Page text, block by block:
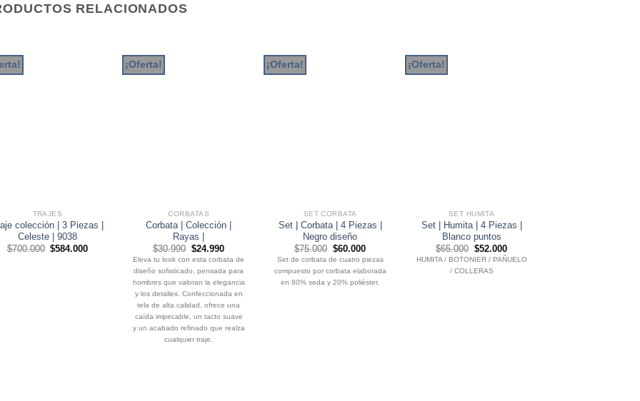
RELACIONADOS
TRAJES
colección | 3 Piezas |
Celeste | 9038
$700.000 El
$584.000El
¡Oferta!
CORBATAS
Corbata | Colección |
Rayas |
$30.990 El
precio
era:
$30.990.
$24.990El
precio
es:
$24.990.
Eleva tu look con esta corbata de
diseño sofisticado, pensada para
hombres que valoran la elegancia
y los detalles. Confeccionada en
tela de alta calidad, ofrece una
caída impecable, un tacto suave
y un acabado refinado que realza
cualquier traje.
¡Oferta!
SET CORBATA
Set | Corbata | 4 Piezas |
Negro diseño
$75.000 El
precio
era:
$75.000.
$60.000El
precio
es:
$60.000.
Set de corbata de cuatro piezas
compuesto por corbata elaborada
en 80% seda y 20% poliéster.
¡Oferta!
SET HUMITA
Set | Humita | 4 Piezas |
Blanco puntos
$65.000 El
precio
era:
$52.000El
precio
HUMITA / BOTONIER / PAÑUELO
/ COLLERAS